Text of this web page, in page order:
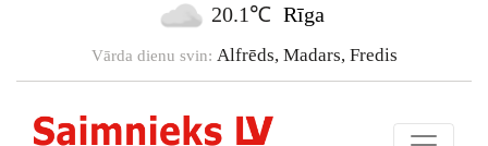
20.1℃ Rīga
Vārda dienu svin: Alfrēds, Madars, Fredis